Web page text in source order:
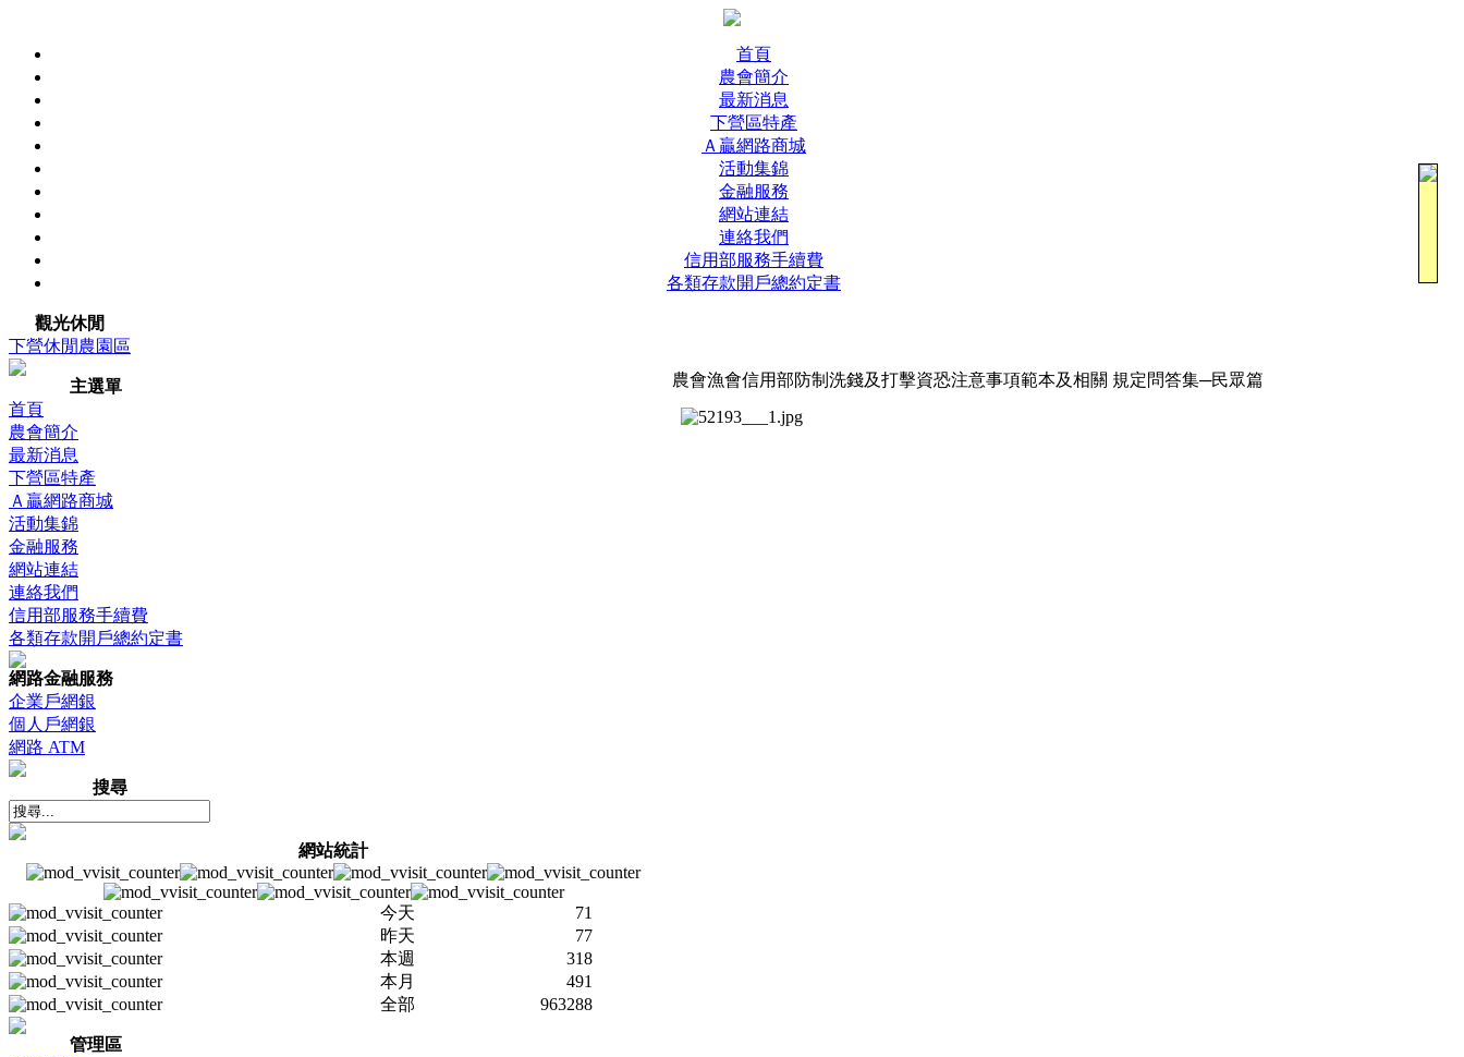
首頁
農會簡介
最新消息
下營區特產
Ａ贏網路商城
活動集錦
金融服務
網站連結
連絡我們
信用部服務手續費
各類存款開戶總約定書
觀光休閒
下營休閒農園區
主選單
首頁
農會簡介
最新消息
下營區特產
Ａ贏網路商城
活動集錦
金融服務
網站連結
連絡我們
信用部服務手續費
各類存款開戶總約定書
網路金融服務
企業戶網銀
個人戶網銀
網路 ATM
搜尋
網站統計
今天
71
昨天
77
本週
318
本月
491
全部
963288
管理區
農會漁會信用部防制洗錢及打擊資恐注意事項範本及相關 規定問答集─民眾篇